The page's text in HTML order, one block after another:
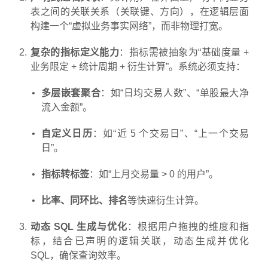
表之间的关联关系（关联键、方向），在逻辑层面
构建一个“虚拟业务事实网络”，而非物理打宽。
复杂的指标定义能力 ：指标需被抽象为“基础度量 +
业务限定 + 统计周期 + 衍生计算”。系统必须支持：
多层嵌套聚合：如“日均交易人数”、“单股最大净
流入金额”。
自定义日历 ：如“近 5 个交易日”、“上一个交易
日”。
指标转标签：如“上月交易量 > 0 的用户”。
比率、同环比、排名等快速衍生计算。
动态 SQL 生成与优化 ：根据用户拖拽的维度和指
标，结合已声明的逻辑关联，动态生成并优化
SQL，确保查询效率。